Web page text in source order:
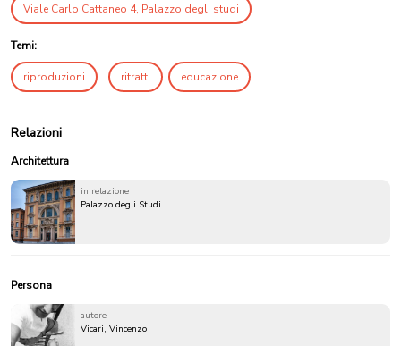
Viale Carlo Cattaneo 4, Palazzo degli studi
Temi:
riproduzioni ritratti educazione
Relazioni
Architettura
in relazione
Palazzo degli Studi
Persona
autore
Vicari, Vincenzo